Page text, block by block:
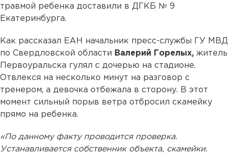
травмой ребенка доставили в ДГКБ № 9
Екатеринбурга.
Как рассказал ЕАН начальник пресс-службы ГУ МВД
по Свердловской области Валерий Горелых, житель
Первоуральска гулял с дочерью на стадионе.
Отвлекся на несколько минут на разговор с
тренером, а девочка отбежала в сторону. В этот
момент сильный порыв ветра отбросил скамейку
прямо на ребенка.
«По данному факту проводится проверка.
Устанавливается собственник объекта, скамейки.